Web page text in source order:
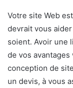
Votre site Web
devrait vous
soient. Avoir une
de vos
conception de
un devis, à vous